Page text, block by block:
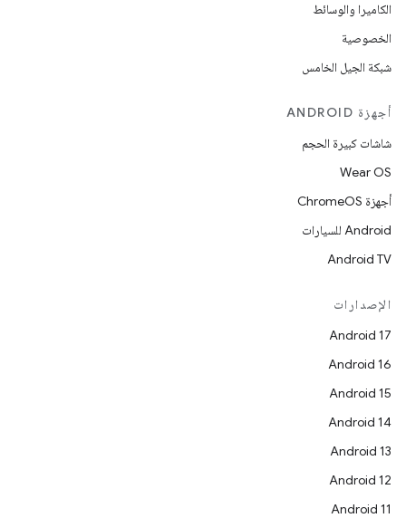
الكاميرا والوسائط
الخصوصية
شبكة الجيل الخامس
أجهزة ANDROID
شاشات كبيرة الحجم
Wear OS
أجهزة ChromeOS
Android للسيارات
Android TV
الإصدارات
Android 17
Android 16
Android 15
Android 14
Android 13
Android 12
Android 11